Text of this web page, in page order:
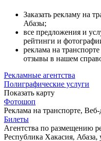
Заказать рекламу на
Абазы;
все предложения и
рейтинги и
реклама на
отзывы в нашем
Рекламные агентства
Полиграфические услуги
Показать карту
Фотошоп
Реклама на транспорте, Веб-
Билеты
Агентства по размещению
Республика Хакасия,